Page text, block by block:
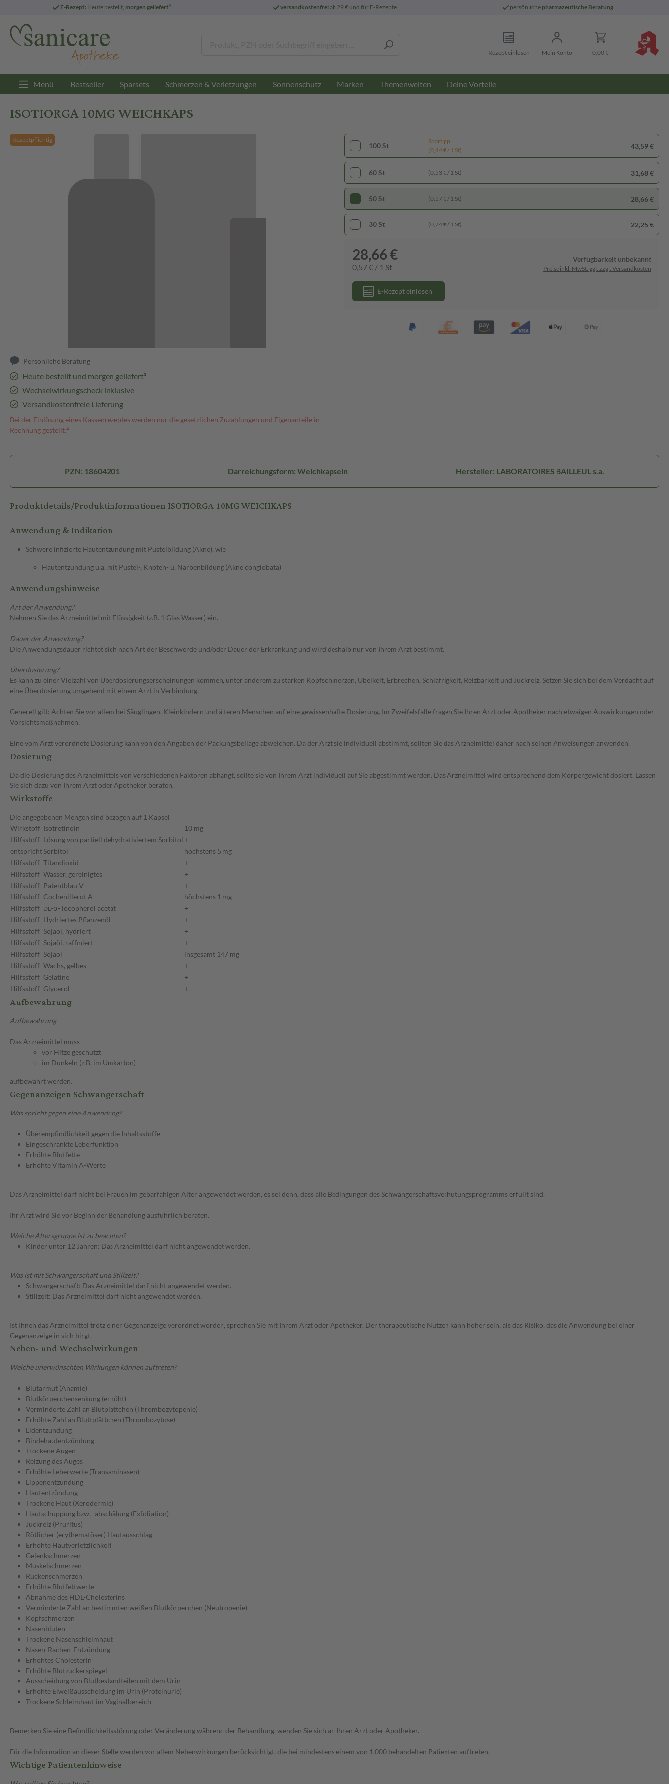
E-Rezept: Heute bestellt, morgen geliefert3 versandkostenfreiab 29 € und für E-Rezepte persönliche pharmazeutische Beratung
Rezept einlösen Mein Konto 0,00 €
Menü Bestseller Sparsets Schmerzen & Verletzungen Sonnenschutz Marken Themenwelten Deine Vorteile
ISOTIORGA 10MG WEICHKAPS
Rezeptpflichtig
Persönliche Beratung
Heute bestellt und morgen geliefert³
Wechselwirkungscheck inklusive
Versandkostenfreie Lieferung
Bei der Einlösung eines Kassenrezeptes werden nur die gesetzlichen Zuzahlungen und Eigenanteile in
Rechnung gestellt.⁴
100 St
Spartipp
(0,44 € / 1 St)
43,59 €
60 St (0,53 € / 1 St) 31,68 €
50 St (0,57 € / 1 St) 28,66 €
30 St (0,74 € / 1 St) 22,25 €
28,66 €
0,57 € / 1 St
Verfügbarkeit unbekannt
Preise inkl. MwSt. ggf. zzgl. Versandkosten
E-Rezept einlösen
PZN: 18604201 Darreichungsform: Weichkapseln Hersteller: LABORATOIRES BAILLEUL s.a.
Produktdetails/Produktinformationen ISOTIORGA 10MG WEICHKAPS
Anwendung & Indikation
Schwere infizierte Hautentzündung mit Pustelbildung (Akne), wie
Hautentzündung u.a. mit Pustel-, Knoten- u. Narbenbildung (Akne conglobata)
Anwendungshinweise
Art der Anwendung?
Nehmen Sie das Arzneimittel mit Flüssigkeit (z.B. 1 Glas Wasser) ein.
Dauer der Anwendung?
Die Anwendungsdauer richtet sich nach Art der Beschwerde und/oder Dauer der Erkrankung und wird deshalb nur von Ihrem Arzt bestimmt.
Überdosierung?
Es kann zu einer Vielzahl von Überdosierungserscheinungen kommen, unter anderem zu starken Kopfschmerzen, Übelkeit, Erbrechen, Schläfrigkeit, Reizbarkeit und Juckreiz. Setzen Sie sich bei dem Verdacht auf
eine Überdosierung umgehend mit einem Arzt in Verbindung.
Generell gilt: Achten Sie vor allem bei Säuglingen, Kleinkindern und älteren Menschen auf eine gewissenhafte Dosierung. Im Zweifelsfalle fragen Sie Ihren Arzt oder Apotheker nach etwaigen Auswirkungen oder
Vorsichtsmaßnahmen.
Eine vom Arzt verordnete Dosierung kann von den Angaben der Packungsbeilage abweichen. Da der Arzt sie individuell abstimmt, sollten Sie das Arzneimittel daher nach seinen Anweisungen anwenden.
Dosierung
Da die Dosierung des Arzneimittels von verschiedenen Faktoren abhängt, sollte sie von Ihrem Arzt individuell auf Sie abgestimmt werden. Das Arzneimittel wird entsprechend dem Körpergewicht dosiert. Lassen
Sie sich dazu von Ihrem Arzt oder Apotheker beraten.
Wirkstoffe
Die angegebenen Mengen sind bezogen auf 1 Kapsel
Wirkstoff Isotretinoin
10 mg
Hilfsstoff Lösung von partiell dehydratisiertem Sorbitol +
entsprichtSorbitol
höchstens 5 mg
Hilfsstoff Titandioxid
+
Hilfsstoff Wasser, gereinigtes
+
Hilfsstoff Patentblau V
+
Hilfsstoff Cochenillerot A
höchstens 1 mg
Hilfsstoff DL-α-Tocopherol acetat
+
Hilfsstoff Hydriertes Pflanzenöl
+
Hilfsstoff Sojaöl, hydriert
+
Hilfsstoff Sojaöl, raffiniert
+
Hilfsstoff Sojaöl
insgesamt 147 mg
Hilfsstoff Wachs, gelbes
+
Hilfsstoff Gelatine
+
Hilfsstoff Glycerol +
Aufbewahrung
Aufbewahrung
Das Arzneimittel muss
vor Hitze geschützt
im Dunkeln (z.B. im Umkarton)
aufbewahrt werden.
Gegenanzeigen Schwangerschaft
Was spricht gegen eine Anwendung?
Überempfindlichkeit gegen die Inhaltsstoffe
Eingeschränkte Leberfunktion
Erhöhte Blutfette
Erhöhte Vitamin A-Werte
Das Arzneimittel darf nicht bei Frauen im gebärfähigen Alter angewendet werden, es sei denn, dass alle Bedingungen des Schwangerschaftsverhütungsprogramms erfüllt sind.
Ihr Arzt wird Sie vor Beginn der Behandlung ausführlich beraten.
Welche Altersgruppe ist zu beachten?
Kinder unter 12 Jahren: Das Arzneimittel darf nicht angewendet werden.
Was ist mit Schwangerschaft und Stillzeit?
Schwangerschaft: Das Arzneimittel darf nicht angewendet werden.
Stillzeit: Das Arzneimittel darf nicht angewendet werden.
Ist Ihnen das Arzneimittel trotz einer Gegenanzeige verordnet worden, sprechen Sie mit Ihrem Arzt oder Apotheker. Der therapeutische Nutzen kann höher sein, als das Risiko, das die Anwendung bei einer
Gegenanzeige in sich birgt.
Neben- und Wechselwirkungen
Welche unerwünschten Wirkungen können auftreten?
Blutarmut (Anämie)
Blutkörperchensenkung (erhöht)
Verminderte Zahl an Blutplättchen (Thrombozytopenie)
Erhöhte Zahl an Bluttplättchen (Thrombozytose)
Lidentzündung
Bindehautentzündung
Trockene Augen
Reizung des Auges
Erhöhte Leberwerte (Transaminasen)
Lippenentzündung
Hautentzündung
Trockene Haut (Xerodermie)
Hautschuppung bzw. -abschälung (Exfoliation)
Juckreiz (Pruritus)
Rötlicher (erythematöser) Hautausschlag
Erhöhte Hautverletzlichkeit
Gelenkschmerzen
Muskelschmerzen
Rückenschmerzen
Erhöhte Blutfettwerte
Abnahme des HDL-Cholesterins
Verminderte Zahl an bestimmten weißen Blutkörperchen (Neutropenie)
Kopfschmerzen
Nasenbluten
Trockene Nasenschleimhaut
Nasen-Rachen-Entzündung
Erhöhtes Cholesterin
Erhöhte Blutzuckerspiegel
Ausscheidung von Blutbestandteilen mit dem Urin
Erhöhte Eiweißausscheidung im Urin (Proteinurie)
Trockene Schleimhaut im Vaginalbereich
Bemerken Sie eine Befindlichkeitsstörung oder Veränderung während der Behandlung, wenden Sie sich an Ihren Arzt oder Apotheker.
Für die Information an dieser Stelle werden vor allem Nebenwirkungen berücksichtigt, die bei mindestens einem von 1.000 behandelten Patienten auftreten.
Wichtige Patientenhinweise